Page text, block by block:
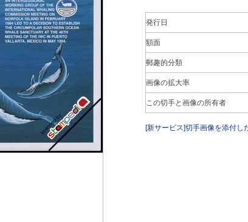
発行日
額面
郵趣的分類
画像の拡大率
この切手と画像の所有者
[新サービス]切手画像を添付し